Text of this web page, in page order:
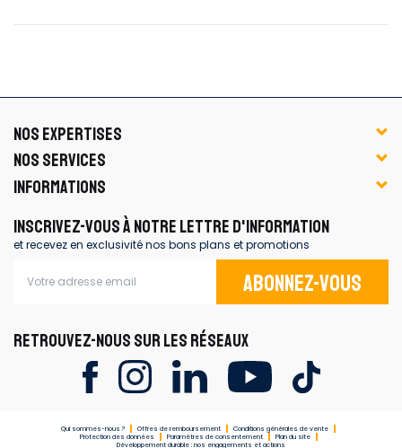
NOS EXPERTISES
NOS SERVICES
INFORMATIONS
INSCRIVEZ-VOUS À NOTRE LETTRE D'INFORMATION
et recevez en exclusivité nos bons plans et promotions
Abonnez-vous
RETROUVEZ-NOUS SUR LES RÉSEAUX
Qui sommes-nous ? Offres de remboursement
Conditions générales de vente
Protection des données
Paramètres de consentement
Plan du site
Développement durable : nos engagements et actions